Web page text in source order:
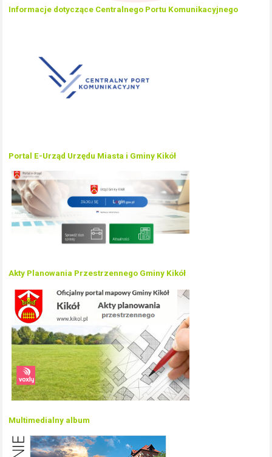
Informacje dotyczące Centralnego Portu Komunikacyjnego
Portal E-Urząd Urzędu Miasta i Gminy Kikół
Akty Planowania Przestrzennego Gminy Kikół
Multimedialny album